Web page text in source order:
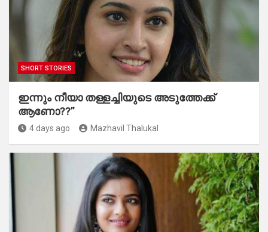
SHORT STORIES
ഇന്നും നീയാ തള്ളച്ചിയുടെ അടുത്തേക്ക്
ആണോ??”
4 days ago Mazhavil Thalukal